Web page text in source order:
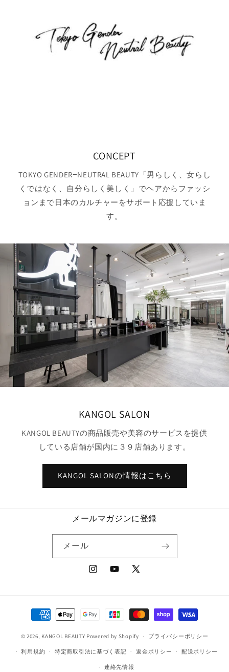
CONCEPT
TOKYO GENDER−NEUTRAL BEAUTY「男らしく、女らし
くではなく、自分らしく美しく」でヘアからファッシ
ョンまで日本のカルチャーをサポート応援していま
す。
KANGOL SALON
KANGOL BEAUTYの商品販売や美容のサービスを提供
している店舗が国内に３９店舗あります。
KANGOL SALONの情報はこちら
メールマガジンに登録
メール
InstagramYouTube
X
決
済
方
法
© 2026, KANGOL BEAUTY Powered by Shopify プライバシーポリシー
利用規約 特定商取引法に基づく表記 返金ポリシー 配送ポリシー
連絡先情報